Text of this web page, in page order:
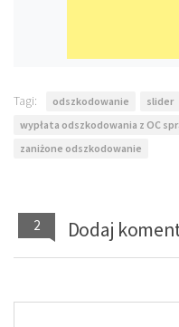
Tagi: odszkodowanie slider
wypłata odszkodowania z OC
zaniżone odszkodowanie
2 Dodaj